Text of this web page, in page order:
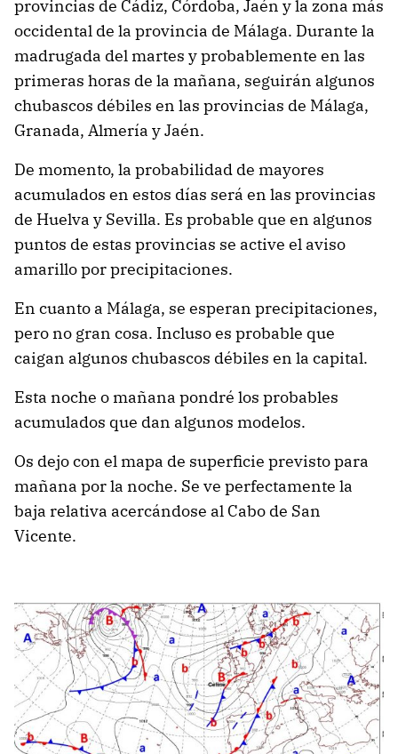
provincias de Cádiz, Córdoba, Jaén y la zona más
occidental de la provincia de Málaga. Durante la
madrugada del martes y probablemente en las
primeras horas de la mañana, seguirán algunos
chubascos débiles en las provincias de Málaga,
Granada, Almería y Jaén.
De momento, la probabilidad de mayores
acumulados en estos días será en las provincias
de Huelva y Sevilla. Es probable que en algunos
puntos de estas provincias se active el aviso
amarillo por precipitaciones.
En cuanto a Málaga, se esperan precipitaciones,
pero no gran cosa. Incluso es probable que
caigan algunos chubascos débiles en la capital.
Esta noche o mañana pondré los probables
acumulados que dan algunos modelos.
Os dejo con el mapa de superficie previsto para
mañana por la noche. Se ve perfectamente la
baja relativa acercándose al Cabo de San
Vicente.